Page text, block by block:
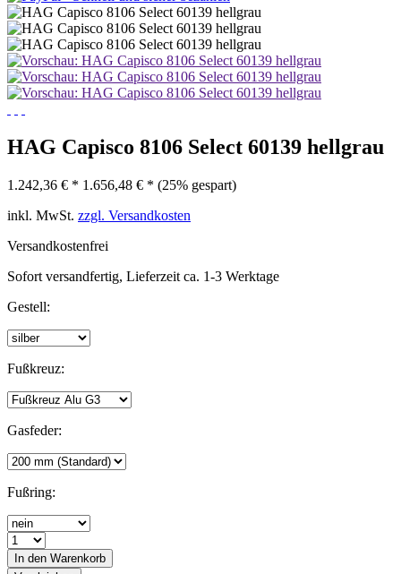
HAG Capisco 8106 Select 60139 hellgrau
1.242,36 € * 1.656,48 € * (25% gespart)
inkl. MwSt. zzgl. Versandkosten
Versandkostenfrei
Sofort versandfertig, Lieferzeit ca. 1-3 Werktage
Gestell:
Fußkreuz:
Gasfeder:
Fußring:
In den Warenkorb